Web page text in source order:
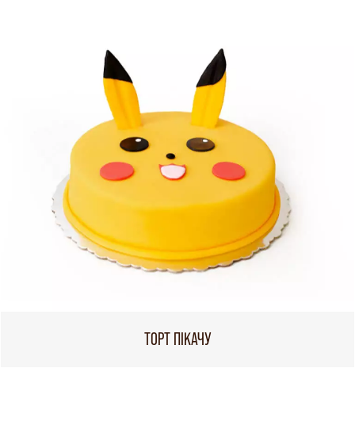
ТОРТ ПІКАЧУ